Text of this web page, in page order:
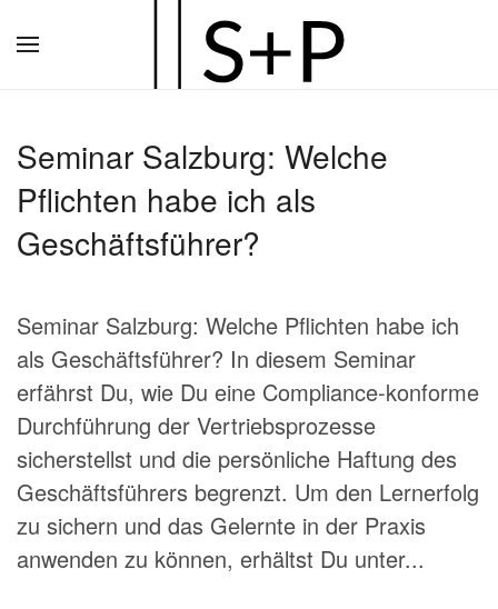
Hauptinhalt
Seminar Salzburg: Welche
Pflichten habe ich als
Geschäftsführer?
Seminar Salzburg: Welche Pflichten habe ich
als Geschäftsführer? In diesem Seminar
erfährst Du, wie Du eine Compliance-konforme
Durchführung der Vertriebsprozesse
sicherstellst und die persönliche Haftung des
Geschäftsführers begrenzt. Um den Lernerfolg
zu sichern und das Gelernte in der Praxis
anwenden zu können, erhältst Du unter...